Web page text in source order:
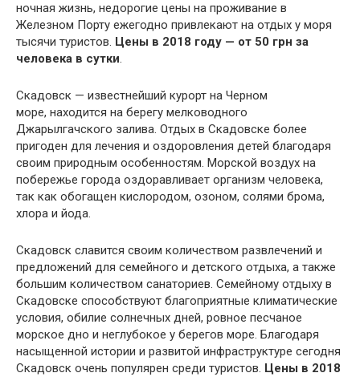
ночная жизнь, недорогие цены на проживание в
Железном Порту ежегодно привлекают на отдых у моря
тысячи туристов. Цены в 2018 году — от 50 грн за
человека в сутки.
Скадовск — известнейший курорт на Черном
море, находится на берегу мелководного
Джарылгачского залива. Отдых в Скадовске более
пригоден для лечения и оздоровления детей благодаря
своим природным особенностям. Морской воздух на
побережье города оздоравливает организм человека,
так как обогащен кислородом, озоном, солями брома,
хлора и йода.
Скадовск славится своим количеством развлечений и
предложений для семейного и детского отдыха, а также
большим количеством санаториев. Семейному отдыху в
Скадовске способствуют благоприятные климатические
условия, обилие солнечных дней, ровное песчаное
морское дно и неглубокое у берегов море. Благодаря
насыщенной истории и развитой инфраструктуре сегодня
Скадовск очень популярен среди туристов. Цены в 2018